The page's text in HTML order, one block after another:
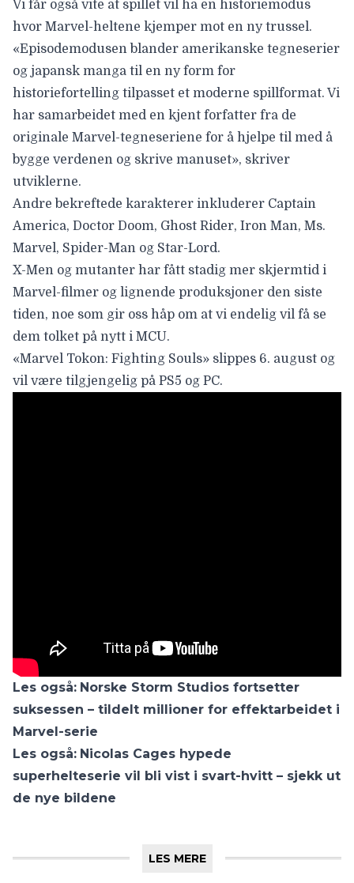
Vi får også vite at spillet vil ha en historiemodus
hvor Marvel-heltene kjemper mot en ny trussel.
«Episodemodusen blander amerikanske tegneserier
og japansk manga til en ny form for
historiefortelling tilpasset et moderne spillformat. Vi
har samarbeidet med en kjent forfatter fra de
originale Marvel-tegneseriene for å hjelpe til med å
bygge verdenen og skrive manuset», skriver
utviklerne.
Andre bekreftede karakterer inkluderer Captain
America, Doctor Doom, Ghost Rider, Iron Man, Ms.
Marvel, Spider-Man og Star-Lord.
X-Men og mutanter har fått stadig mer skjermtid i
Marvel-filmer og lignende produksjoner den siste
tiden, noe som gir oss håp om at vi endelig vil få se
dem tolket på nytt i MCU.
«Marvel Tokon: Fighting Souls» slippes 6. august og
vil være tilgjengelig på PS5 og PC.
Les også: Norske Storm Studios fortsetter
suksessen – tildelt millioner for effektarbeidet i
Marvel-serie
Les også: Nicolas Cages hypede
superhelteserie vil bli vist i svart-hvitt – sjekk ut
de nye bildene
LES MERE